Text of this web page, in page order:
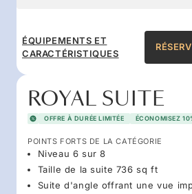
ÉQUIPEMENTS ET
CARACTÉRISTIQUES
ROYAL SUITE
OFFRE À DURÉE LIMITÉE ÉCONOMISEZ
POINTS FORTS DE LA CATÉGORIE
Niveau 6 sur 8
Taille de la suite 736 sq ft
Suite d'angle offrant une vue